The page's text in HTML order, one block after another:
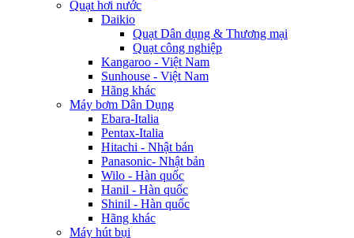
Quạt hơi nước
Daikio
Quạt Dân dụng & Thương mại
Quạt công nghiệp
Kangaroo - Việt Nam
Sunhouse - Việt Nam
Hãng khác
Máy bơm Dân Dụng
Ebara-Italia
Pentax-Italia
Hitachi - Nhật bản
Panasonic- Nhật bản
Wilo - Hàn quốc
Hanil - Hàn quốc
Shinil - Hàn quốc
Hãng khác
Máy hút bụi